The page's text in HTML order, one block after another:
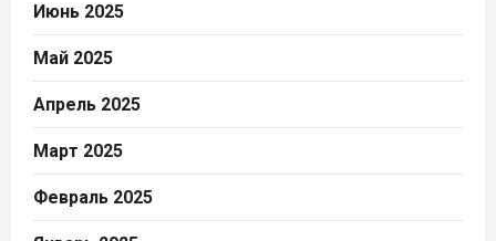
Июнь 2025
Май 2025
Апрель 2025
Март 2025
Февраль 2025